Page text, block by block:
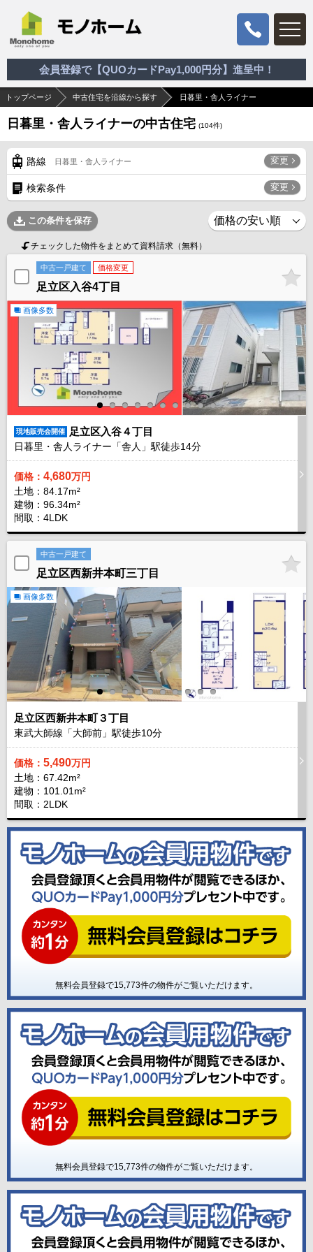
会員登録で【QUOカードPay1,000円分】進呈中！
トップページ 中古住宅を沿線から探す 日暮里・舎人ライナー
日暮里・舎人ライナーの中古住宅 (104件)
路線 日暮里・舎人ライナー 変更
検索条件 変更
この条件を保存
チェックした物件をまとめて資料請求（無料）
中古一戸建て 価格変更
足立区入谷4丁目
画像多数
現地販売会開催 足立区入谷４丁目
日暮里・舎人ライナー「舎人」駅徒歩14分
価格： 4,680万円
土地：84.17m²
建物：96.34m²
間取：4LDK
中古一戸建て
足立区西新井本町三丁目
画像多数
足立区西新井本町３丁目
東武大師線「大師前」駅徒歩10分
価格： 5,490万円
土地：67.42m²
建物：101.01m²
間取：2LDK
無料会員登録で15,773件の物件がご覧いただけます。
無料会員登録で15,773件の物件がご覧いただけます。